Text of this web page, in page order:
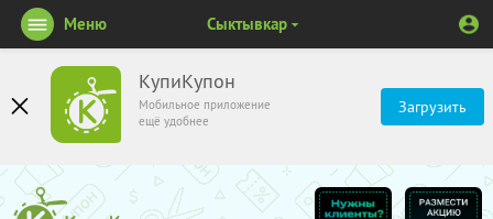
КупиКупон
Мобильное приложение
ещё удобнее
Загрузить
Меню Сыктывкар